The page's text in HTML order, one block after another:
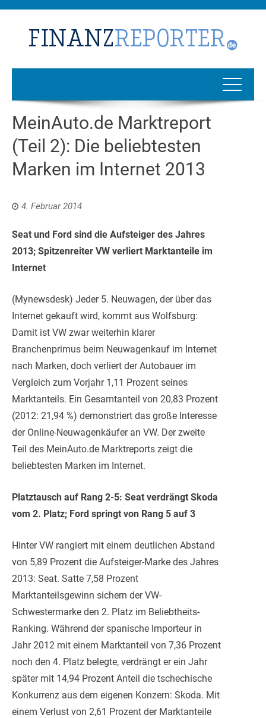
MeinAuto.de Marktreport
(Teil 2): Die beliebtesten
Marken im Internet 2013
4. Februar 2014
Seat und Ford sind die Aufsteiger des Jahres
2013; Spitzenreiter VW verliert Marktanteile im
Internet
(Mynewsdesk) Jeder 5. Neuwagen, der über das
Internet gekauft wird, kommt aus Wolfsburg:
Damit ist VW zwar weiterhin klarer
Branchenprimus beim Neuwagenkauf im Internet
nach Marken, doch verliert der Autobauer im
Vergleich zum Vorjahr 1,11 Prozent seines
Marktanteils. Ein Gesamtanteil von 20,83 Prozent
(2012: 21,94 %) demonstriert das große Interesse
der Online-Neuwagenkäufer an VW. Der zweite
Teil des MeinAuto.de Marktreports zeigt die
beliebtesten Marken im Internet.
Platztausch auf Rang 2-5: Seat verdrängt Skoda
vom 2. Platz; Ford springt von Rang 5 auf 3
Hinter VW rangiert mit einem deutlichen Abstand
von 5,89 Prozent die Aufsteiger-Marke des Jahres
2013: Seat. Satte 7,58 Prozent
Marktanteilsgewinn sichern der VW-
Schwestermarke den 2. Platz im Beliebtheits-
Ranking. Während der spanische Importeur in
Jahr 2012 mit einem Marktanteil von 7,36 Prozent
noch den 4. Platz belegte, verdrängt er ein Jahr
später mit 14,94 Prozent Anteil die tschechische
Konkurrenz aus dem eigenen Konzern: Skoda. Mit
einem Verlust von 2,61 Prozent der Marktanteile